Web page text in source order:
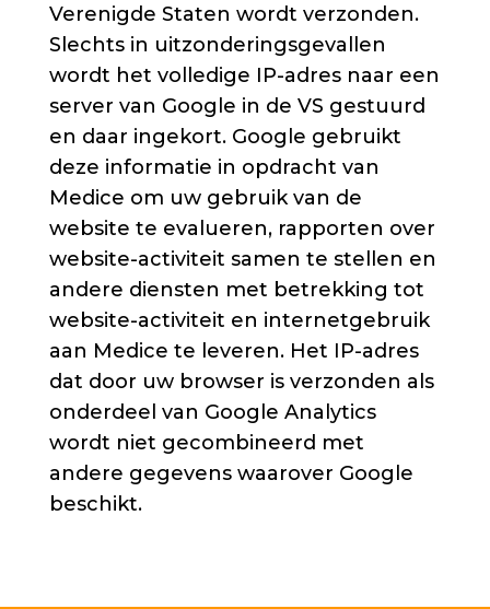
Verenigde Staten wordt verzonden.
Slechts in uitzonderingsgevallen
wordt het volledige IP-adres naar een
server van Google in de VS gestuurd
en daar ingekort. Google gebruikt
deze informatie in opdracht van
Medice om uw gebruik van de
website te evalueren, rapporten over
website-activiteit samen te stellen en
andere diensten met betrekking tot
website-activiteit en internetgebruik
aan Medice te leveren. Het IP-adres
dat door uw browser is verzonden als
onderdeel van Google Analytics
wordt niet gecombineerd met
andere gegevens waarover Google
beschikt.